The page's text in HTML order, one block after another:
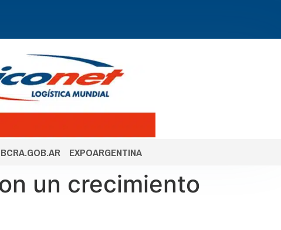
BCRA.GOB.AR EXPOARGENTINA
un crecimiento